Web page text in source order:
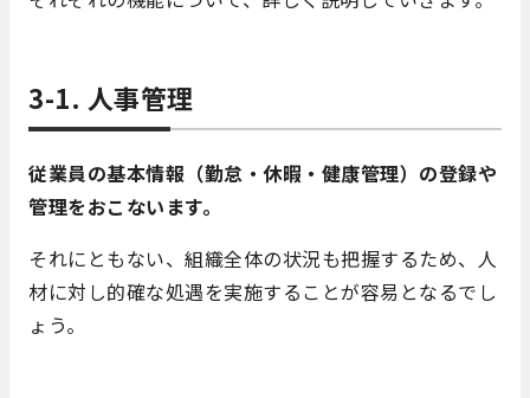
3-1. 人事管理
従業員の基本情報（勤怠・休暇・健康管理）の登録や
管理をおこないます。
それにともない、組織全体の状況も把握するため、人
材に対し的確な処遇を実施することが容易となるでし
ょう。